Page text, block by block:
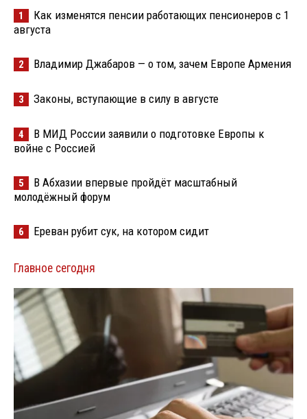
1
Как изменятся пенсии работающих пенсионеров с 1
августа
2 Владимир Джабаров — о том, зачем Европе Армения
3 Законы, вступающие в силу в августе
4
В МИД России заявили о подготовке Европы к
войне с Россией
5
В Абхазии впервые пройдёт масштабный
молодёжный форум
6 Ереван рубит сук, на котором сидит
Главное сегодня